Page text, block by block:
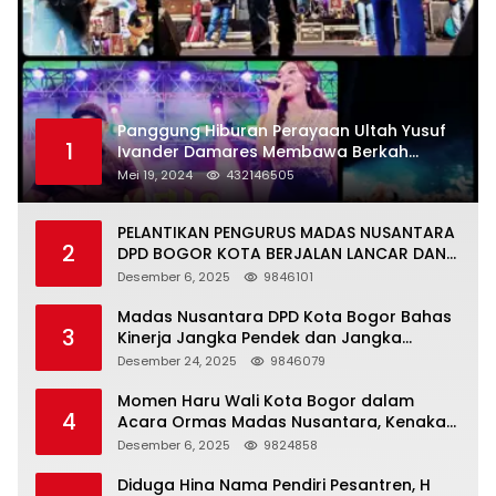
1
Panggung Hiburan Perayaan Ultah Yusuf
Ivander Damares Membawa Berkah
Warga Kejapanan
Mei 19, 2024 432146505
2
PELANTIKAN PENGURUS MADAS NUSANTARA
DPD BOGOR KOTA BERJALAN LANCAR DAN
KHIDMAT
Desember 6, 2025 9846101
3
Madas Nusantara DPD Kota Bogor Bahas
Kinerja Jangka Pendek dan Jangka
Panjang
Desember 24, 2025 9846079
4
Momen Haru Wali Kota Bogor dalam
Acara Ormas Madas Nusantara, Kenakan
Peci Hitam Tinggi sebagai Simbol
Desember 6, 2025 9824858
Diduga Hina Nama Pendiri Pesantren, H